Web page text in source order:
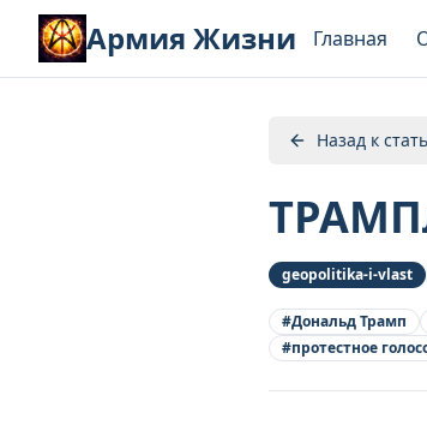
Армия Жизни Главная
Назад к
geopolitika-i-vlast
#Дональд Трамп
#протестное